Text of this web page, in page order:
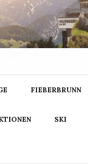
FIEBERBRUNN
SKI